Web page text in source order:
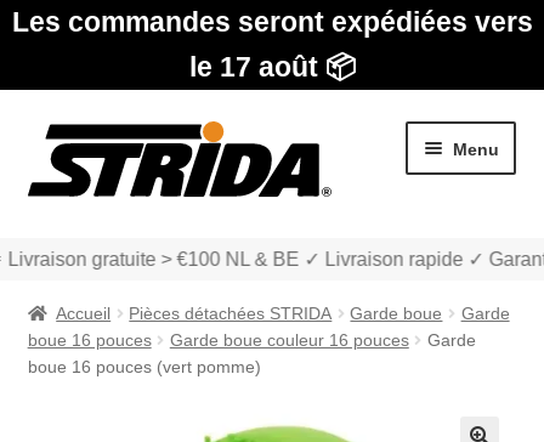
Les commandes seront expédiées vers
le 17 août 📦
Aller
la
Aller
contenu
Menu
gratuite > €100 NL & BE ✓ Livraison rapide ✓
Accueil Pièces détachées STRIDA Garde boue
Garde
boue 16 pouces
Garde boue couleur 16 pouces
Garde
boue 16 pouces (vert pomme)